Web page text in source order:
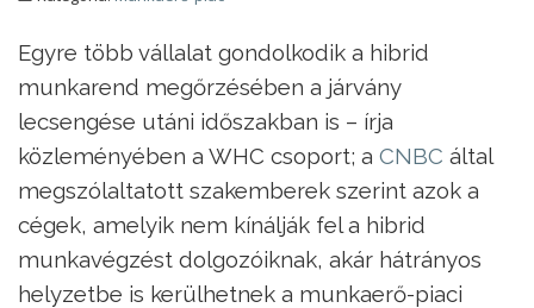
Egyre több vállalat gondolkodik a hibrid
munkarend megőrzésében a járvány
lecsengése utáni időszakban is – írja
közleményében a WHC csoport; a CNBC által
megszólaltatott szakemberek szerint azok a
cégek, amelyik nem kínálják fel a hibrid
munkavégzést dolgozóiknak, akár hátrányos
helyzetbe is kerülhetnek a munkaerő-piaci